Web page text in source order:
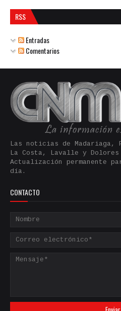
RSS
Entradas
Comentarios
Las noticias de
La Costa, Lavalle y
Actualización permanente
día.
CONTACTO